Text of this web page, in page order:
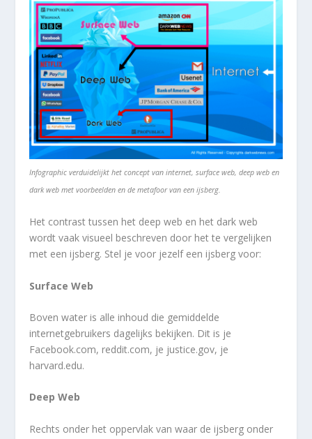
Infographic verduidelijkt het concept van internet, surface web, deep web en
dark web met voorbeelden en de metafoor van een ijsberg.
Het contrast tussen het deep web en het dark web
wordt vaak visueel beschreven door het te vergelijken
met een ijsberg. Stel je voor jezelf een ijsberg voor:
Surface Web
Boven water is alle inhoud die gemiddelde
internetgebruikers dagelijks bekijken. Dit is je
Facebook.com, reddit.com, je justice.gov, je
harvard.edu.
Deep Web
Rechts onder het oppervlak van waar de ijsberg onder